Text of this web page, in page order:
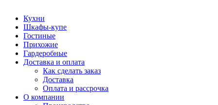
Кухни
Шкафы-купе
Гостиные
Прихожие
Гардеробные
Доставка и оплата
Как сделать заказ
Доставка
Оплата и рассрочка
О компании